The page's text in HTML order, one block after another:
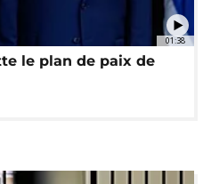
01:38
le plan de paix de